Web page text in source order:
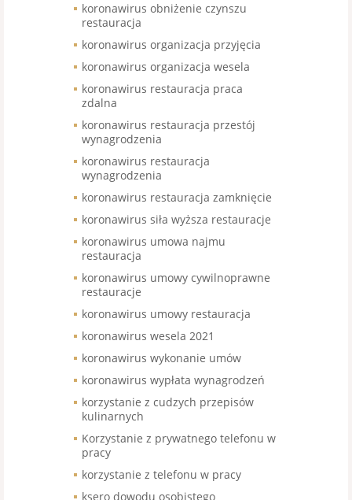
koronawirus obniżenie czynszu
restauracja
koronawirus organizacja przyjęcia
koronawirus organizacja wesela
koronawirus restauracja praca
zdalna
koronawirus restauracja przestój
wynagrodzenia
koronawirus restauracja
wynagrodzenia
koronawirus restauracja zamknięcie
koronawirus siła wyższa restauracje
koronawirus umowa najmu
restauracja
koronawirus umowy cywilnoprawne
restauracje
koronawirus umowy restauracja
koronawirus wesela 2021
koronawirus wykonanie umów
koronawirus wypłata wynagrodzeń
korzystanie z cudzych przepisów
kulinarnych
Korzystanie z prywatnego telefonu w
pracy
korzystanie z telefonu w pracy
ksero dowodu osobistego